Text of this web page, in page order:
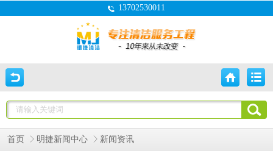
13702530011
首页 明捷新闻中心 新闻资讯